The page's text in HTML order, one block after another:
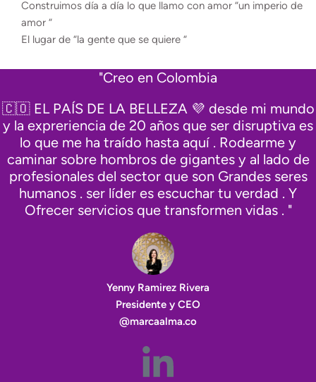
Escucha tu intuición.
Atrévete a creer en ti, incluso cuando nadie más lo haga.
Y recuerda: no estás aquí solo para sobrevivir, estás aquí para
“Yo nunca pierdo: Yo gano o aprendo “ . 💜cuando tú crees en
Construimos día a día lo que llamo con amor “un imperio de
amor “
El lugar de “la gente que se quiere “
"Creo en Colombia
🇨🇴 EL PAÍS DE LA BELLEZA 💜 desde mi mundo
y la expreriencia de 20 años que ser disruptiva es
lo que me ha traído hasta aquí . Rodearme y
caminar sobre hombros de gigantes y al lado de
profesionales del sector que son Grandes seres
humanos . ser líder es escuchar tu verdad . Y
Ofrecer servicios que transformen vidas . "